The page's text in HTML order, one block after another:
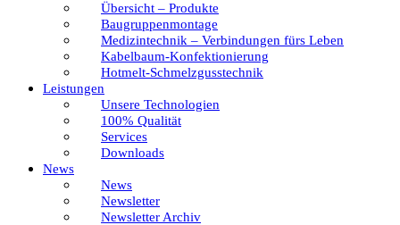
Übersicht – Produkte
Baugruppenmontage
Medizintechnik – Verbindungen fürs Leben
Kabelbaum-Konfektionierung
Hotmelt-Schmelzgusstechnik
Leistungen
Unsere Technologien
100% Qualität
Services
Downloads
News
News
Newsletter
Newsletter Archiv